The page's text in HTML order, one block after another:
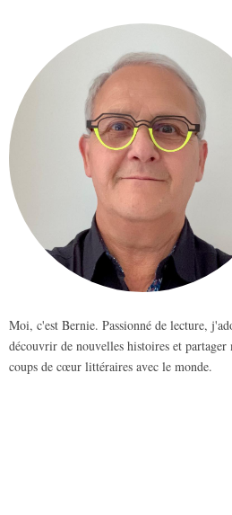
Moi, c'est Bernie. Passionné de lecture,
découvrir de nouvelles histoires et partager
coups de cœur littéraires avec le monde.